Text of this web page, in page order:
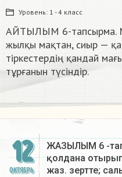
Уровень: 1 - 4 класс
АЙТЫЛЫМ 6-тапсырма.
жылқы мақтан, сиыр —
тіркестердің қандай
тұрғанын түсіндір.​
12
ОКТЯБРЬ
ЖАЗЫЛЫМ 6 -
қолдана
жаз. зертте;